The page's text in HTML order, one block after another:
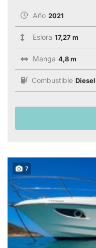
Año 2021
Eslora 17,27 m
Manga 4,8 m
Combustible Diesel
7